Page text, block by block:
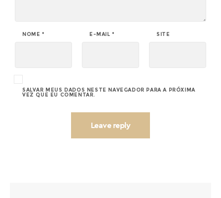
NOME * E-MAIL* SITE
SALVAR MEUS DADOS NESTE NAVEGADOR PARA A PRÓXIMA
VEZ QUE EU COMENTAR.